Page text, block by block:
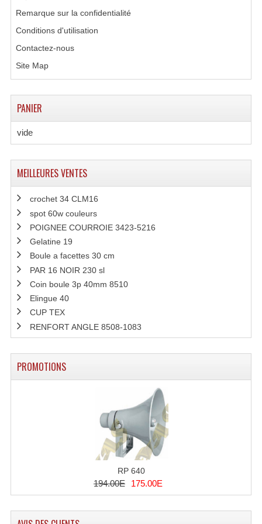
Grill Auto-Porté
Structure Echelle 290 Asd
Structures Carrées
Structures, Angles Sd150
Tour De Travail Et Échafaudage
Flight Case Plasma Et Écran LCD
Flight Case Régie
Flight Malettes Consoles T. Mixages
Flight-Case CDs Et Disques Vinyls
Flight-Case Pour Contrôleur DJ
Flight-Case Pour La Lumière
Malle Flight Multi-Usage
Remarque sur la confidentialité
Conditions d'utilisation
Contactez-nous
Site Map
PANIER
vide
MEILLEURES VENTES
crochet 34 CLM16
spot 60w couleurs
POIGNEE COURROIE 3423-5216
Gelatine 19
Boule a facettes 30 cm
PAR 16 NOIR 230 sl
Coin boule 3p 40mm 8510
Elingue 40
CUP TEX
RENFORT ANGLE 8508-1083
PROMOTIONS
RP 640
194.00E 175.00E